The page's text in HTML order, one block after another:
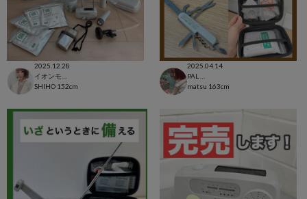
2025.12.28
SHIHO 152cm
2025.04.14
matsu 163cm